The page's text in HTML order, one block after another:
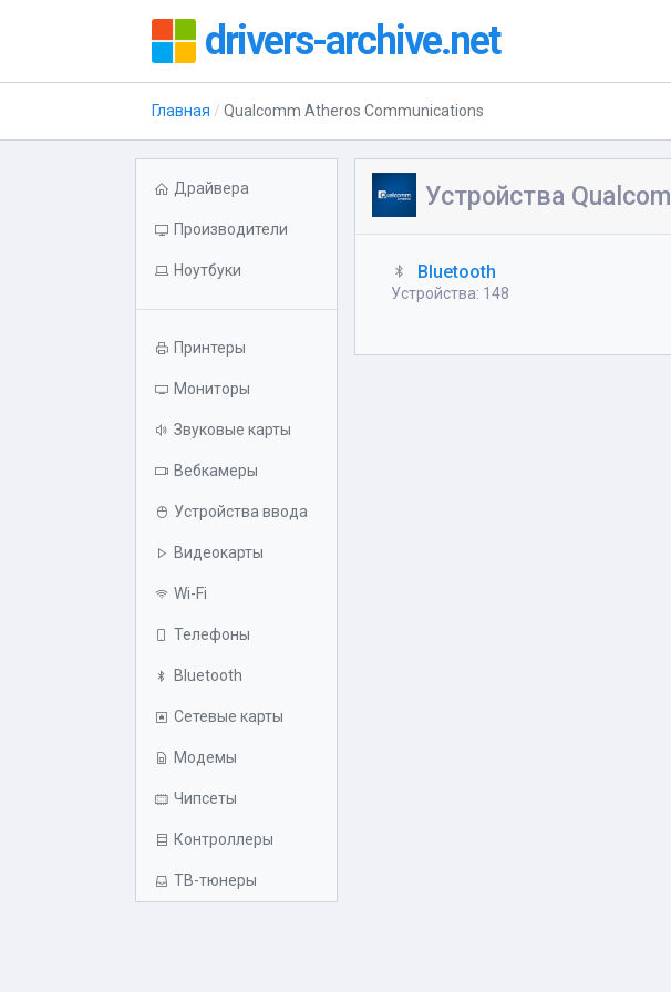
drivers-archive.net
Главная Qualcomm Atheros Communications
Драйвера
Производители
Ноутбуки
Принтеры
Мониторы
Звуковые карты
Вебкамеры
Устройства ввода
Видеокарты
Wi-Fi
Телефоны
Bluetooth
Сетевые карты
Модемы
Чипсеты
Контроллеры
ТВ-тюнеры
Устройства
Bluetooth
Устройства: 148